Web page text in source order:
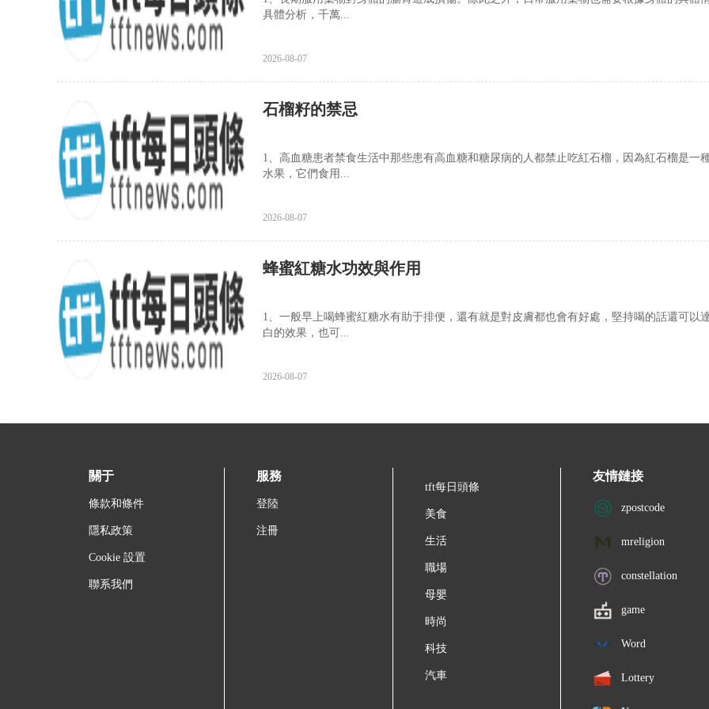
具體分析，千萬...
2026-08-07
石榴籽的禁忌
1、高血糖患者禁食生活中那些患有高血糖和糖尿病的人都禁止吃紅石榴，因為紅石榴是一
水果，它們食用...
2026-08-07
蜂蜜紅糖水功效與作用
1、一般早上喝蜂蜜紅糖水有助于排便，還有就是對皮膚都也會有好處，堅持喝的話還可以
白的效果，也可...
2026-08-07
關于
條款和條件
隱私政策
Cookie 設置
聯系我們
服務
登陸
注冊
tft每日頭條
美食
生活
職場
母嬰
時尚
科技
汽車
友情鏈接
zpostcode
mreligion
constellation
game
Word
Lottery